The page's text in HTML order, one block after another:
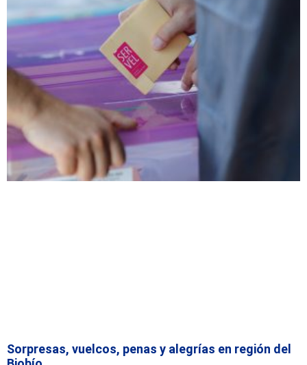
Sorpresas, vuelcos, penas y alegrías en región del